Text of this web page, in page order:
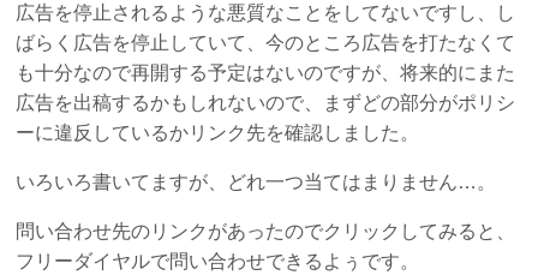
広告を停止されるような悪質なことをしてないですし、し
ばらく広告を停止していて、今のところ広告を打たなくて
も十分なので再開する予定はないのですが、将来的にまた
広告を出稿するかもしれないので、まずどの部分がポリシ
ーに違反しているかリンク先を確認しました。
いろいろ書いてますが、どれ一つ当てはまりません…。
問い合わせ先のリンクがあったのでクリックしてみると、
フリーダイヤルで問い合わせできるよぅです。